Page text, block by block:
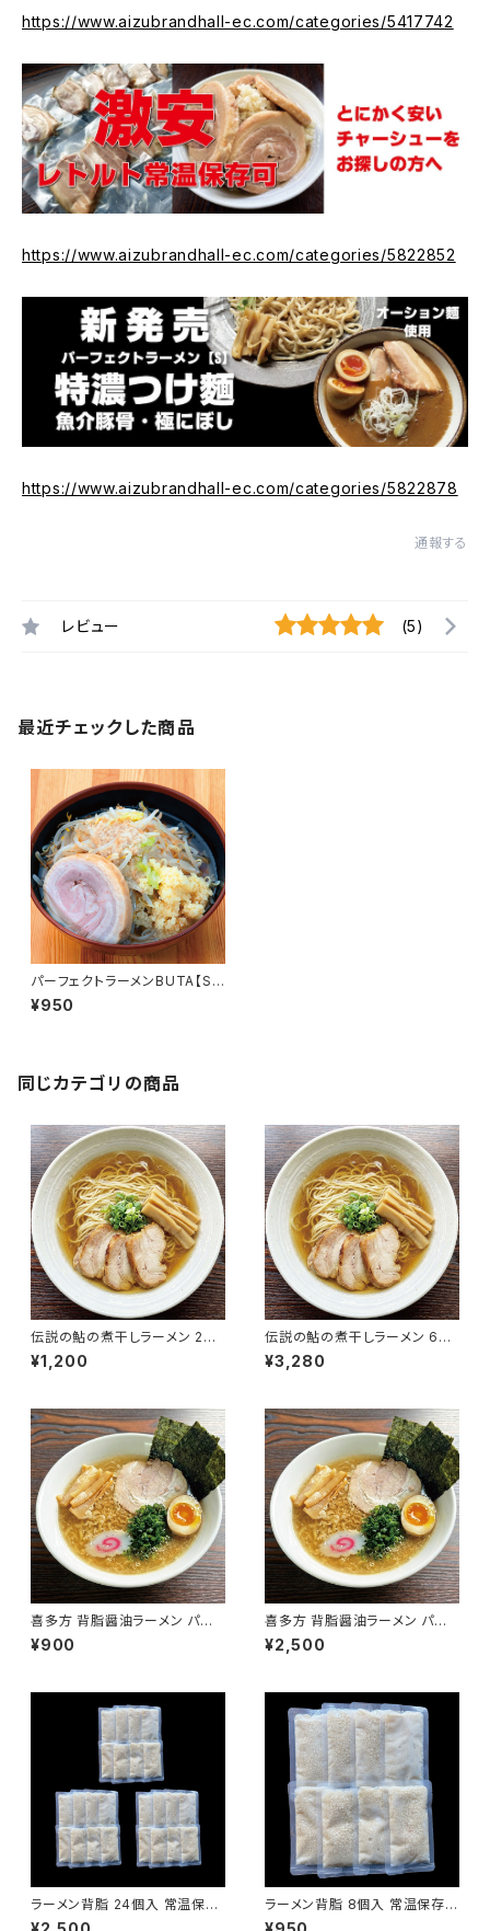
https://www.aizubrandhall-ec.com/categories/5417742
https://www.aizubrandhall-ec.com/categories/5822852
https://www.aizubrandhall-ec.com/categories/5822878
通報する
レビュー (5)
最近チェックした商品
パーフェクトラーメンBUTA【S】
2食セット 麺とスープ 二郎イン
スパイア 二郎系 にんにく背脂醤
¥950
同じカテゴリの商品
伝説の鮎の煮干しラーメン 2食
入り 淡口醤油 パーフェクトラー
メン 国産鮎 多加水細麺 鮎煮干
¥1,200
伝説の鮎の煮干しラーメン 6食
入り 淡口醤油 パーフェクトラー
メン 国産鮎 多加水細麺 鮎煮干
¥3,280
喜多方 背脂醤油ラーメン パー
フェクトラーメン喜多方 こってり
2食 生麺 常温 会津ブランド館
¥900
喜多方 背脂醤油ラーメン パー
フェクトラーメン喜多方 こってり
6食 生麺 常温 会津ブランド館
¥2,500
ラーメン背脂 24個入 常温保存
可能 賞味期限1年 国産豚 ラー
ラーメン背脂 8個入 常温保存可
能 賞味期限1年 国産豚 ラーメ